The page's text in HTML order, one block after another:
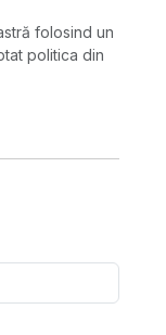
folosind un
politica din